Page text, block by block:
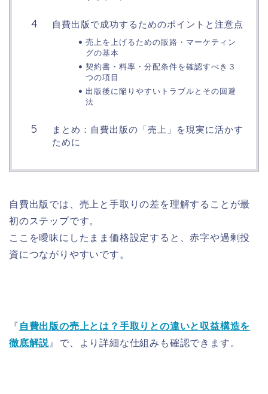
自費出版で成功するためのポイントと注意点
売上を上げるための販路・マーケティン
グの基本
契約書・料率・分配条件を確認すべき３
つの項目
出版後に陥りやすいトラブルとその回避
法
まとめ：自費出版の「売上」を現実に活かす
ために
自費出版では、売上と手取りの差を理解することが最
初のステップです。
ここを曖昧にしたまま価格設定すると、赤字や過剰投
資につながりやすいです。
『 自費出版の売上とは？手取りとの違いと収益構造を
徹底解説 』で、より詳細な仕組みも確認できます。